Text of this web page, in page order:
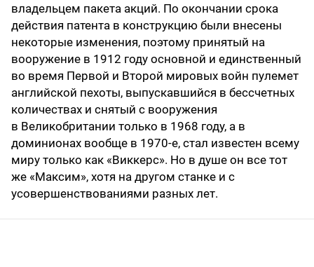
владельцем пакета акций. По окончании срока
действия патента в конструкцию были внесены
некоторые изменения, поэтому принятый на
вооружение в 1912 году основной и единственный
во время Первой и Второй мировых войн пулемет
английской пехоты, выпускавшийся в бессчетных
количествах и снятый с вооружения
в Великобритании только в 1968 году, а в
доминионах вообще в 1970-е, стал известен всему
миру только как «Виккерс». Но в душе он все тот
же «Максим», хотя на другом станке и с
усовершенствованиями разных лет.